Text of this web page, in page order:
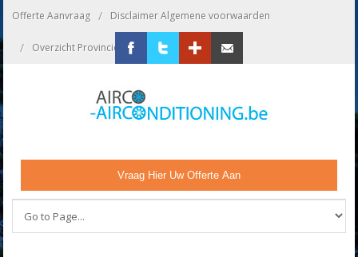
Offerte Aanvraag / Disclaimer Algemene voorwaarden
/ Overzicht Provincies / Bedrijf Aanmelden
Vraag Hier Uw Offerte Aan